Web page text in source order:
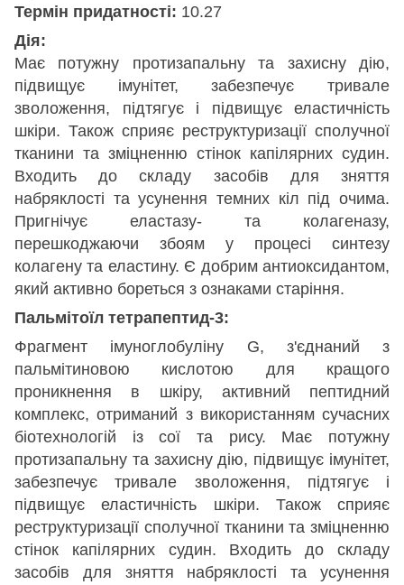
Термін придатності: 10.27
Дія:
Має потужну протизапальну та захисну дію,
підвищує імунітет, забезпечує тривале
зволоження, підтягує і підвищує еластичність
шкіри. Також сприяє реструктуризації сполучної
тканини та зміцненню стінок капілярних судин.
Входить до складу засобів для зняття
набряклості та усунення темних кіл під очима.
Пригнічує еластазу- та колагеназу,
перешкоджаючи збоям у процесі синтезу
колагену та еластину. Є добрим антиоксидантом,
який активно бореться з ознаками старіння.
Пальмітоїл тетрапептид-3:
Фрагмент імуноглобуліну G, з'єднаний з
пальмітиновою кислотою для кращого
проникнення в шкіру, активний пептидний
комплекс, отриманий з використанням сучасних
біотехнологій із сої та рису. Має потужну
протизапальну та захисну дію, підвищує імунітет,
забезпечує тривале зволоження, підтягує і
підвищує еластичність шкіри. Також сприяє
реструктуризації сполучної тканини та зміцненню
стінок капілярних судин. Входить до складу
засобів для зняття набряклості та усунення